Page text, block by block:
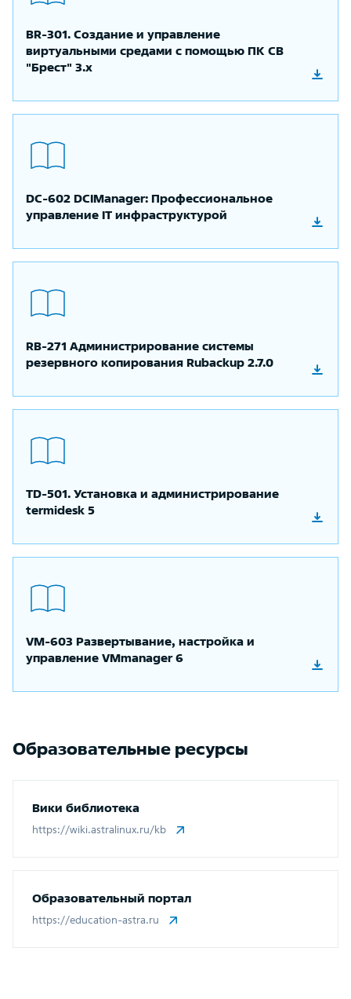
BR-301. Создание и управление
виртуальными средами с помощью ПК СВ
"Брест" 3.х
DC-602 DCIManager: Профессиональное
управление IT инфраструктурой
RB-271 Администрирование системы
резервного копирования Rubackup 2.7.0
TD-501. Установка и администрирование
termidesk 5
VM-603 Развертывание, настройка и
управление VMmanager 6
Образовательные ресурсы
Вики библиотека
https://wiki.astralinux.ru/kb
Образовательный портал
https://education-astra.ru